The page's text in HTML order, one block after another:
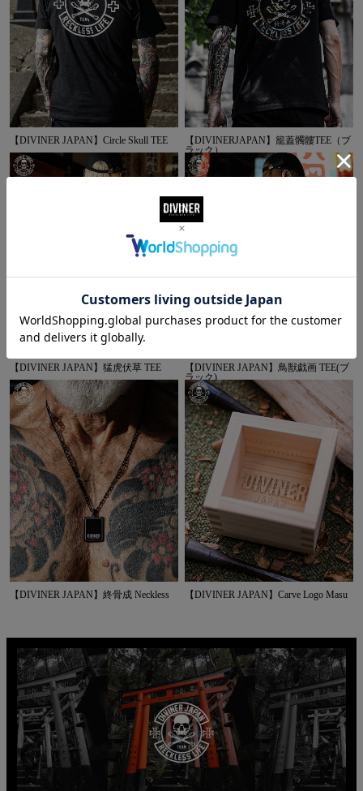
【DIVINER JAPAN】Circle Skull TEE
【DIVINERJAPAN】籠蓋髑髏TEE（ブ
ラック）
【DIVINER JAPAN】猛虎伏草 TEE
【DIVINER JAPAN】鳥獣戯画 TEE(ブ
ラック)
【DIVINER JAPAN】終骨成 Neckless 【DIVINER JAPAN】Carve Logo Masu